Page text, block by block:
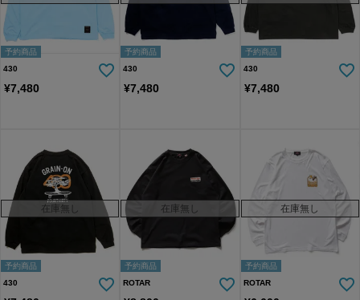
予約商品
430
¥7,480
予約商品
430
¥7,480
予約商品
430
¥7,480
予約商品
在庫無し
430
予約商品
在庫無し
ROTAR
予約商品
在庫無し
ROTAR